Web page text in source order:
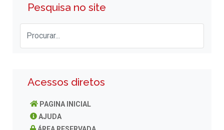
Pesquisa no site
Acessos diretos
PAGINA INICIAL
AJUDA